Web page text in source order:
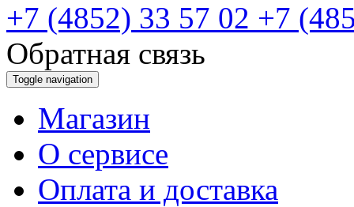
+7 (4852) 33 57 02 +7
Обратная связь
Toggle navigation
Магазин
О cервисе
Оплата и доставка